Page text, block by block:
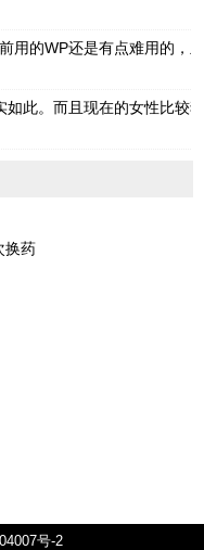
用的WP还是有点难用的，
此。而且现在的女性比较
换药
号-2